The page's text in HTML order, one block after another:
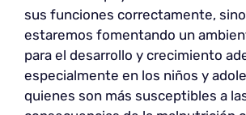
sus funciones correctamente,
estaremos fomentando un
para el desarrollo y crecimiento
especialmente en los niños y
quienes son más susceptibles a